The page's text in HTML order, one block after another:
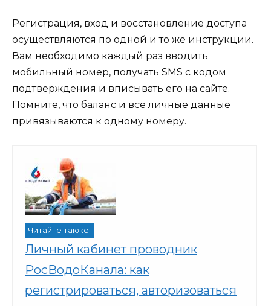
Регистрация, вход и восстановление доступа
осуществляются по одной и то же инструкции.
Вам необходимо каждый раз вводить
мобильный номер, получать SMS с кодом
подтверждения и вписывать его на сайте.
Помните, что баланс и все личные данные
привязываются к одному номеру.
Читайте также:
Личный кабинет проводник
РосВодоКанала: как
регистрироваться, авторизоваться